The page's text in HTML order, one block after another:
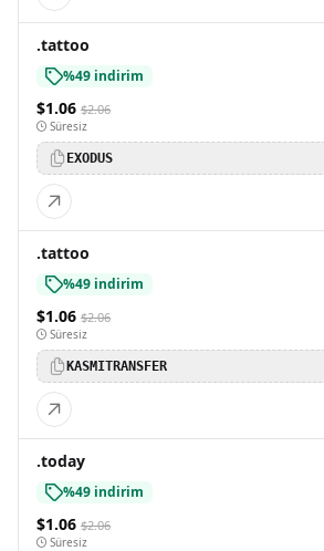
.tattoo
%49 indirim
$1.06 $2.06
Süresiz
EXODUS
.tattoo
%49 indirim
$1.06 $2.06
Süresiz
KASMITRANSFER
.today
%49 indirim
$1.06 $2.06
Süresiz